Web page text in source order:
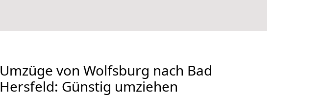
Umzüge von Wolfsburg nach Bad
Hersfeld: Günstig umziehen